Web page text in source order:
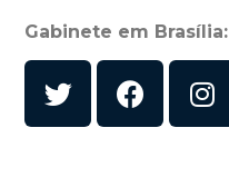
Gabinete em Brasília: